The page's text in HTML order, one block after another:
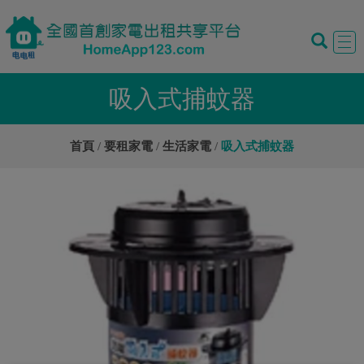
吸入式捕蚊器
首頁 要租家電 生活家電 吸入式捕蚊器